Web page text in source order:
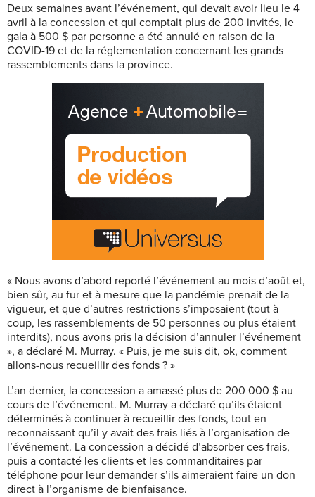
Deux semaines avant l’événement, qui devait avoir lieu le 4
avril à la concession et qui comptait plus de 200 invités, le
gala à 500 $ par personne a été annulé en raison de la
COVID-19 et de la réglementation concernant les grands
rassemblements dans la province.
« Nous avons d’abord reporté l’événement au mois d’août et,
bien sûr, au fur et à mesure que la pandémie prenait de la
vigueur, et que d’autres restrictions s’imposaient (tout à
coup, les rassemblements de 50 personnes ou plus étaient
interdits), nous avons pris la décision d’annuler l’événement
», a déclaré M. Murray. « Puis, je me suis dit, ok, comment
allons-nous recueillir des fonds ? »
L’an dernier, la concession a amassé plus de 200 000 $ au
cours de l’événement. M. Murray a déclaré qu’ils étaient
déterminés à continuer à recueillir des fonds, tout en
reconnaissant qu’il y avait des frais liés à l’organisation de
l’événement. La concession a décidé d’absorber ces frais,
puis a contacté les clients et les commanditaires par
téléphone pour leur demander s’ils aimeraient faire un don
direct à l’organisme de bienfaisance.